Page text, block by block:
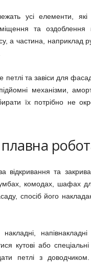
усі елементи, які
та оздоблення
а частина, наприклад
та завіси для
механізми,
їх потрібно не
плавна
відкривання та
комодах, шафах
спосіб його
кутові або
петлі з